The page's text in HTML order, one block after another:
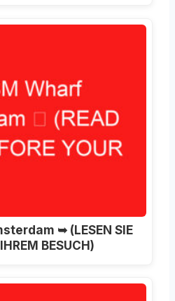
➥ (LESEN SIE
BESUCH)